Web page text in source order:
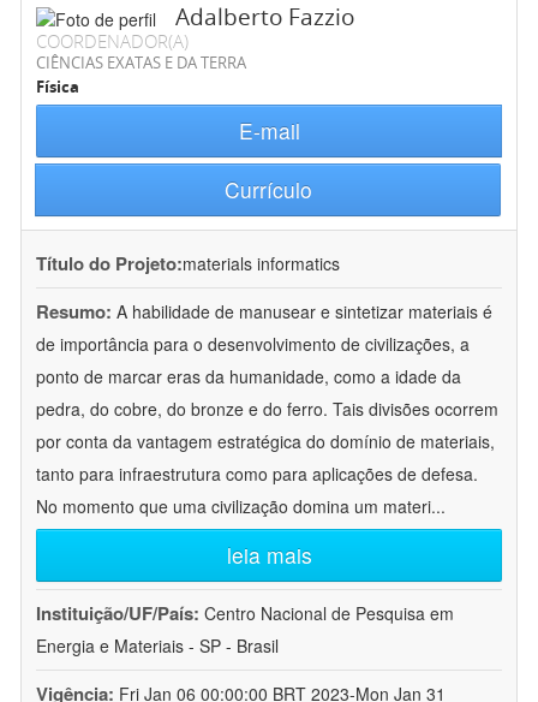
Adalberto Fazzio
COORDENADOR(A)
CIÊNCIAS EXATAS E DA TERRA
Física
E-mail
Currículo
Título do Projeto:materials informatics
Resumo: A habilidade de manusear e sintetizar materiais é
de importância para o desenvolvimento de civilizações, a
ponto de marcar eras da humanidade, como a idade da
pedra, do cobre, do bronze e do ferro. Tais divisões ocorrem
por conta da vantagem estratégica do domínio de materiais,
tanto para infraestrutura como para aplicações de defesa.
No momento que uma civilização domina um materi...
leia mais
Instituição/UF/País: Centro Nacional de Pesquisa em
Energia e Materiais - SP - Brasil
Vigência: Fri Jan 06 00:00:00 BRT 2023-Mon Jan 31